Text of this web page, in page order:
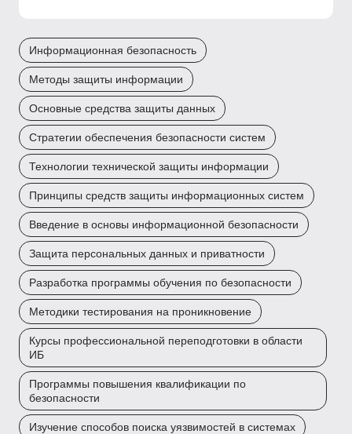
Информационная безопасность
Методы защиты информации
Основные средства защиты данных
Стратегии обеспечения безопасности систем
Технологии технической защиты информации
Принципы средств защиты информационных систем
Введение в основы информационной безопасности
Защита персональных данных и приватности
Разработка программы обучения по безопасности
Методики тестирования на проникновение
Курсы профессиональной переподготовки в области
ИБ
Программы повышения квалификации по
безопасности
Изучение способов поиска уязвимостей в системах